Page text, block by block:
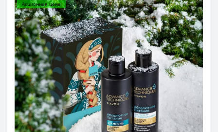
Акционная цена